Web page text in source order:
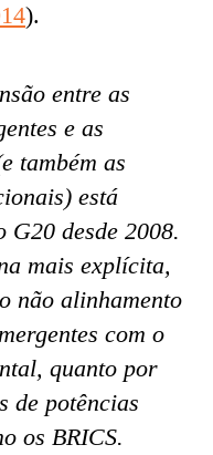
).
entre as
e as
também as
está
G20 desde 2008.
mais explícita,
não alinhamento
com o
quanto por
de potências
os BRICS.